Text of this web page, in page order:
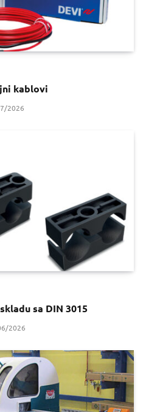
kablovi
2026
sa DIN 3015
2026